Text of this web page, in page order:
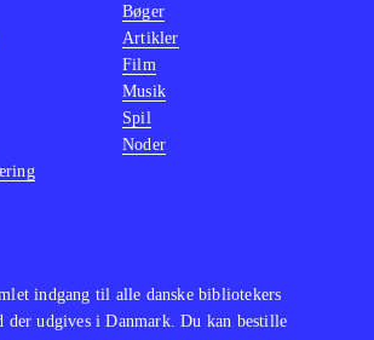
og opdaterede navne
fodboldspil til
fodboldspil til WiiU,
de andre konsollers
byder på en
indgang til alle danske bibliotekers
der udgives i Danmark. Du kan bestille
Bøger
Artikler
Film
Musik
Spil
Noder